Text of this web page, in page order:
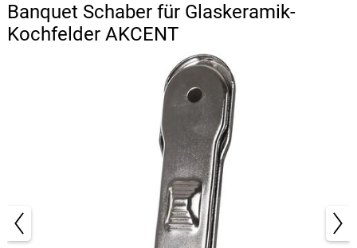
Banquet Schaber für Glaskeramik-
Kochfelder AKCENT